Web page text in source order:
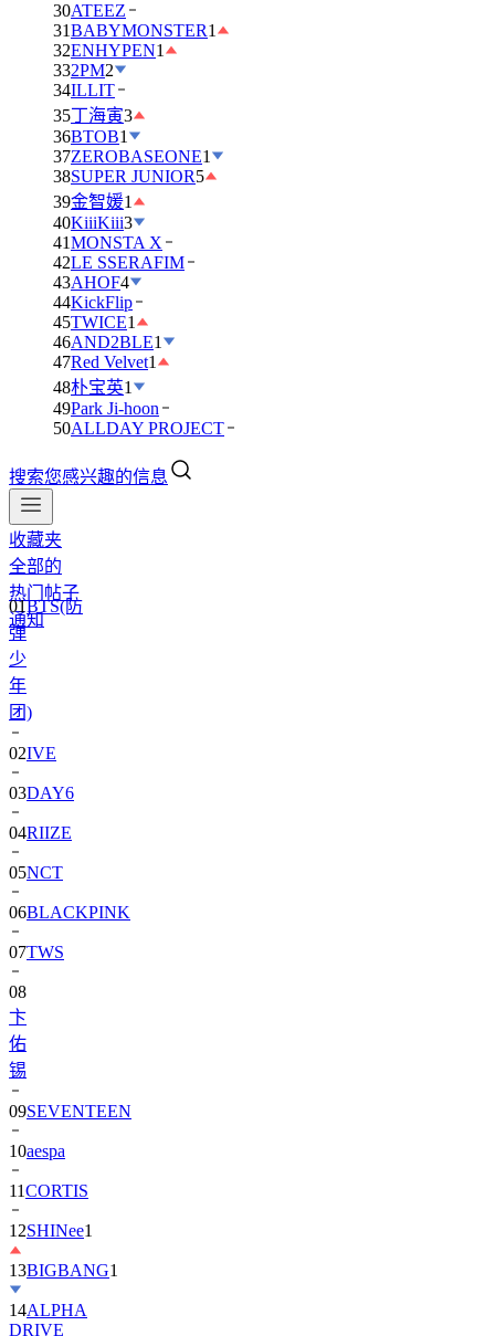
30ATEEZ
31BABYMONSTER1
32ENHYPEN1
332PM2
34ILLIT
35丁海寅3
36BTOB1
37ZEROBASEONE1
38SUPER JUNIOR5
39金智媛1
40KiiiKiii3
41MONSTA X
42LE SSERAFIM
43AHOF4
44KickFlip
45TWICE1
46AND2BLE1
47Red Velvet1
48朴宝英1
49Park Ji-hoon
50ALLDAY PROJECT
搜索您感兴趣的信息
收藏夹
全部的
热门帖子
通知
01BTS(防
弹
少
年
团)
02IVE
03DAY6
04RIIZE
05NCT
06BLACKPINK
07TWS
08
卞
佑
锡
09SEVENTEEN
10aespa
11CORTIS
12SHINee1
13BIGBANG1
14ALPHA
DRIVE